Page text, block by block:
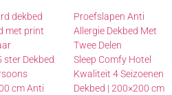
dekbed
met print
ster Dekbed
cm Anti
Proefslapen Anti
Allergie Dekbed Met
Twee Delen
Sleep Comfy Hotel
Kwaliteit 4 Seizoenen
Dekbed | 200×200 cm